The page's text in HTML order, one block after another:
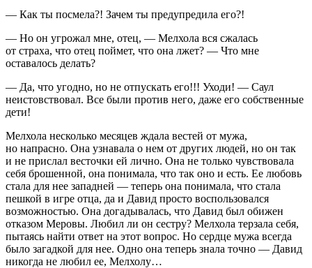
— Как ты посмела?! Зачем ты предупредила его?!
— Но он угрожал мне, отец, — Мелхола вся сжалась
от страха, что отец поймет, что она лжет? — Что мне
оставалось делать?
— Да, что угодно, но не отпускать его!!! Уходи! — Саул
неистовствовал. Все были против него, даже его собственные
дети!
Мелхола несколько месяцев ждала вестей от мужа,
но напрасно. Она узнавала о нем от других людей, но он так
и не прислал весточки ей лично. Она не только чувствовала
себя брошенной, она понимала, что так оно и есть. Ее любовь
стала для нее западней — теперь она понимала, что стала
пешкой в игре отца, да и Давид просто воспользовался
возможностью. Она догадывалась, что Давид был обижен
отказом Меровы. Любил ли он сестру? Мелхола терзала себя,
пытаясь найти ответ на этот вопрос. Но сердце мужа всегда
было загадкой для нее. Одно она теперь знала точно — Давид
никогда не любил ее, Мелхолу…